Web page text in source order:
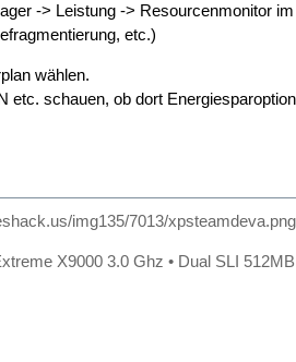
-> Leistung -> Resourcenmonitor
etc.)
wählen.
etc. schauen, ob dort
img135/7013/xpsteamdeva.png
X9000 3.0 Ghz • Dual SLI